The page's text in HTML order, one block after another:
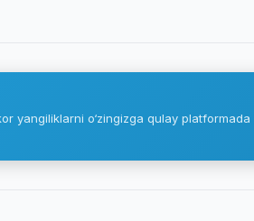
yangiliklarni o‘zingizga qulay platformada